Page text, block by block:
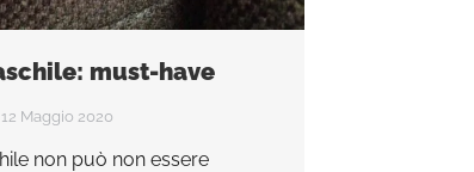
must-have
12 Maggio 2020
non può non essere